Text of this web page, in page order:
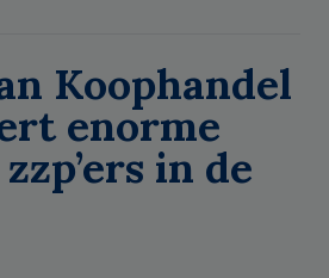
Koophandel
enorme
in de